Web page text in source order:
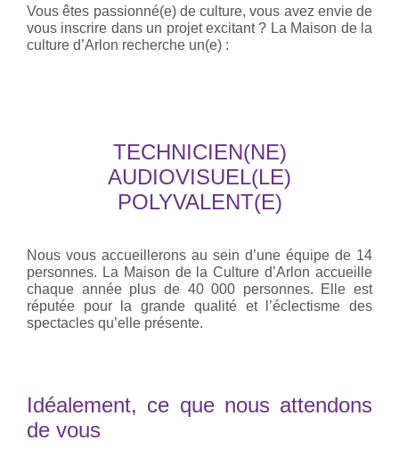
Vous êtes passionné(e) de culture, vous avez envie de
vous inscrire dans un projet excitant ? La Maison de la
culture d’Arlon recherche un(e) :
TECHNICIEN(NE)
AUDIOVISUEL(LE)
POLYVALENT(E)
Nous vous accueillerons au sein d’une équipe de 14
personnes. La Maison de la Culture d’Arlon accueille
chaque année plus de 40 000 personnes. Elle est
réputée pour la grande qualité et l’éclectisme des
spectacles qu’elle présente.
Idéalement, ce que nous attendons
de vous